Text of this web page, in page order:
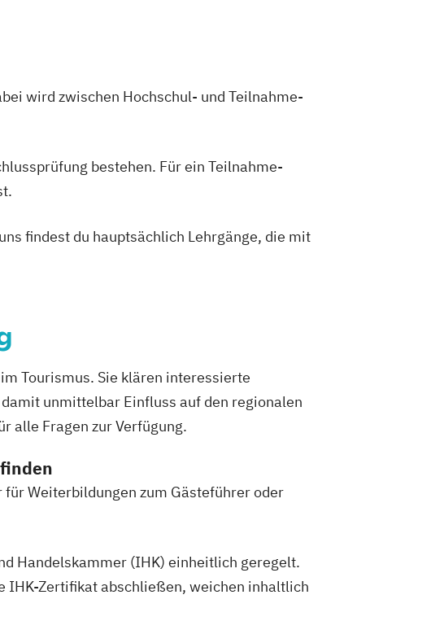
wird zwischen Hochschul- und Teilnahme-
bestehen. Für ein Teilnahme-
findest du hauptsächlich Lehrgänge, die mit
Tourismus. Sie klären interessierte
unmittelbar Einfluss auf den regionalen
alle Fragen zur Verfügung.
Weiterbildungen zum Gästeführer oder
Handelskammer (IHK) einheitlich geregelt.
IHK-Zertifikat abschließen, weichen inhaltlich